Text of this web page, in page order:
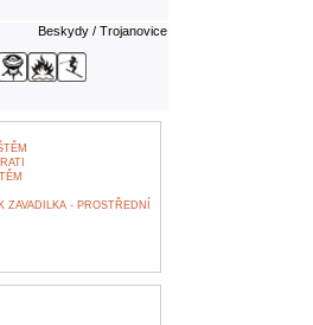
Beskydy / Trojanovice
ZAVADILKA - PROSTŘEDNÍ